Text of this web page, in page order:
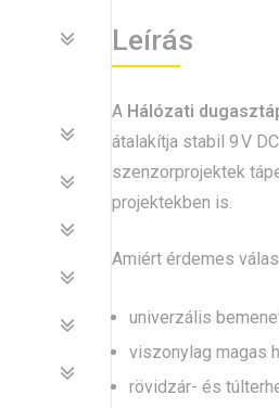
Leírás
A Hálózati
átalakítja stabil 9 V
szenzorprojektek
projektekben is.
Amiért érdemes
univerzális
viszonylag magas
rövidzár- és